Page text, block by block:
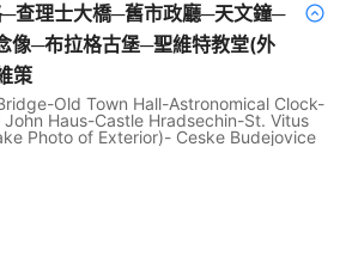
查理士大橋─舊市政廳─天文鐘─
像─布拉格古堡─聖維特教堂(外
策
Old Town Hall-Astronomical Clock-
Haus-Castle Hradsechin-St. Vitus
Photo of Exterior)- Ceske Budejovice